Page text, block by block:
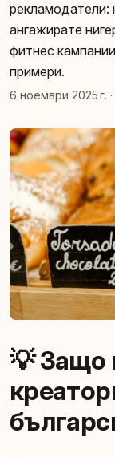
рекламодатели:
ангажирате
фитнес
примери.
6 ноември 2025 г. ·
💡 Защо